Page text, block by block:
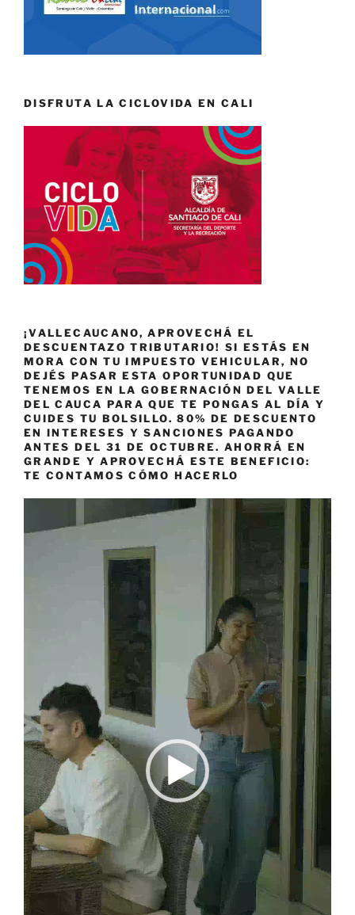
DISFRUTA LA CICLOVIDA EN CALI
¡VALLECAUCANO, APROVECHÁ EL
DESCUENTAZO TRIBUTARIO! SI ESTÁS EN
MORA CON TU IMPUESTO VEHICULAR, NO
DEJÉS PASAR ESTA OPORTUNIDAD QUE
TENEMOS EN LA GOBERNACIÓN DEL VALLE
DEL CAUCA PARA QUE TE PONGAS AL DÍA Y
CUIDES TU BOLSILLO. 80% DE DESCUENTO
EN INTERESES Y SANCIONES PAGANDO
ANTES DEL 31 DE OCTUBRE. AHORRÁ EN
GRANDE Y APROVECHÁ ESTE BENEFICIO:
TE CONTAMOS CÓMO HACERLO